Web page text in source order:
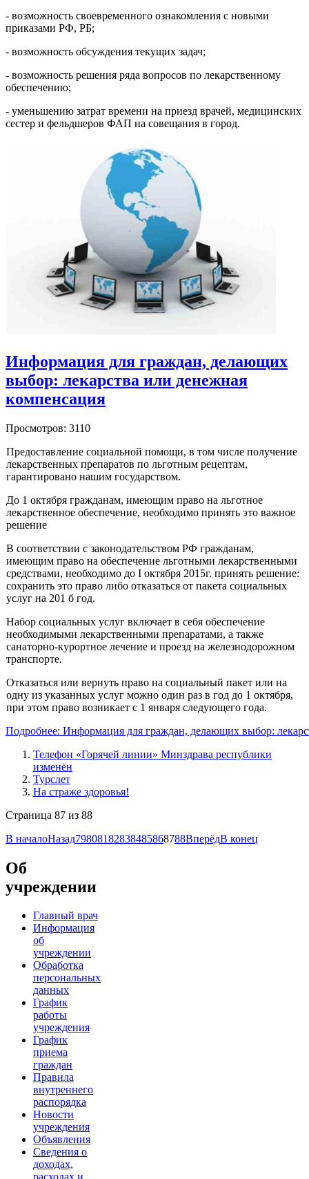
- возможность своевременного ознакомления с новыми
приказами РФ, РБ;
- возможность обсуждения текущих задач;
- возможность решения ряда вопросов по лекарственному
обеспечению;
- уменьшению затрат времени на приезд врачей, медицинских
сестер и фельдшеров ФАП на совещания в город.
Информация для граждан, делающих
выбор: лекарства или денежная
компенсация
Просмотров: 3110
Предоставление социальной помощи, в том числе получение
лекарственных препаратов по льготным рецептам,
гарантировано нашим государством.
До 1 октября гражданам, имеющим право на льготное
лекарственное обеспечение, необходимо принять это важное
решение
В соответствии с законодательством РФ гражданам,
имеющим право на обеспечение льготными лекарственными
средствами, необходимо до I октября 2015г. принять решение:
сохранить это право либо отказаться от пакета социальных
услуг на 201 б год.
Набор социальных услуг включает в себя обеспечение
необходимыми лекарственными препаратами, а также
санаторно-курортное лечение и проезд на железнодорожном
транспорте.
Отказаться или вернуть право на социальный пакет или на
одну из указанных услуг можно один раз в год до 1 октября,
при этом право возникает с 1 января следующего года.
Подробнее: Информация для граждан, делающих выбор:
Телефон «Горячей линии» Минздрава республики
изменён
Турслет
На страже здоровья!
Страница 87 из 88
В началоНазад79808182838485868788ВперёдВ конец
Об
учреждении
Главный врач
Информация
об
учреждении
Обработка
персональных
данных
График
работы
учреждения
График
приема
граждан
Правила
внутреннего
распорядка
Новости
учреждения
Объявления
Сведения о
доходах,